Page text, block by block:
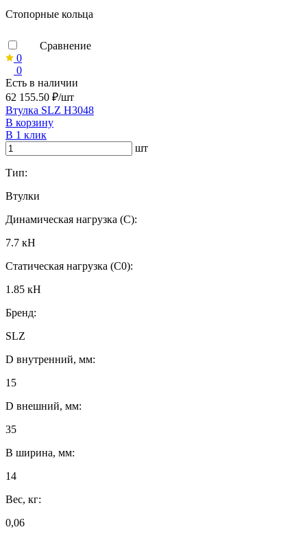
Стопорные кольца
Сравнение
0
0
Есть в наличии
62 155.50 ₽/шт
Втулка SLZ H3048
В корзину
В 1 клик
шт
Тип:
Втулки
Динамическая нагрузка (C):
7.7 кН
Статическая нагрузка (C0):
1.85 кН
Бренд:
SLZ
D внутренний, мм:
15
D внешний, мм:
35
B ширина, мм:
14
Вес, кг:
0,06